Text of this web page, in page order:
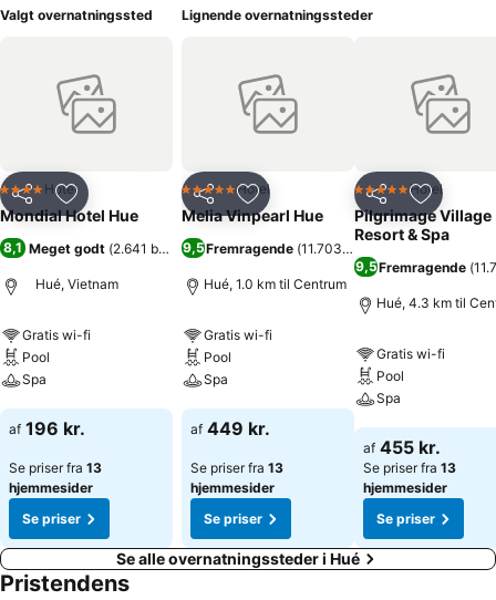
Valgt overnatningssted
Del Føj til favoritter
4 StjernerHotel
Mondial Hotel Hue
8,1 Meget godt (2.641 bedømmelser)
Hué, Vietnam
Gratis wi-fi
Pool
Spa
Se priser
af 196 kr.
Se priser fra 13
hjemmesider
Se priser
Lignende overnatningssteder
Del Føj til favoritter
5 StjernerHotel
Melia Vinpearl Hue
9,5Fremragende (11.703 bedømmelser )
Hué, 1.0 km til Centrum
Gratis wi-fi
Pool
Spa
Se priser
af 449 kr.
Se priser fra 13
hjemmesider
Se priser
Del Føj til
5 StjernerHotel
Pilgrimage Village
Resort & Spa
9,5Fremragende (
Hué, 4.3 km til
Gratis wi-fi
Pool
Spa
Se priser
af 455 kr.
Se priser fra 13
hjemmesider
Se priser
Se alle overnatningssteder i Hué
Pristendens